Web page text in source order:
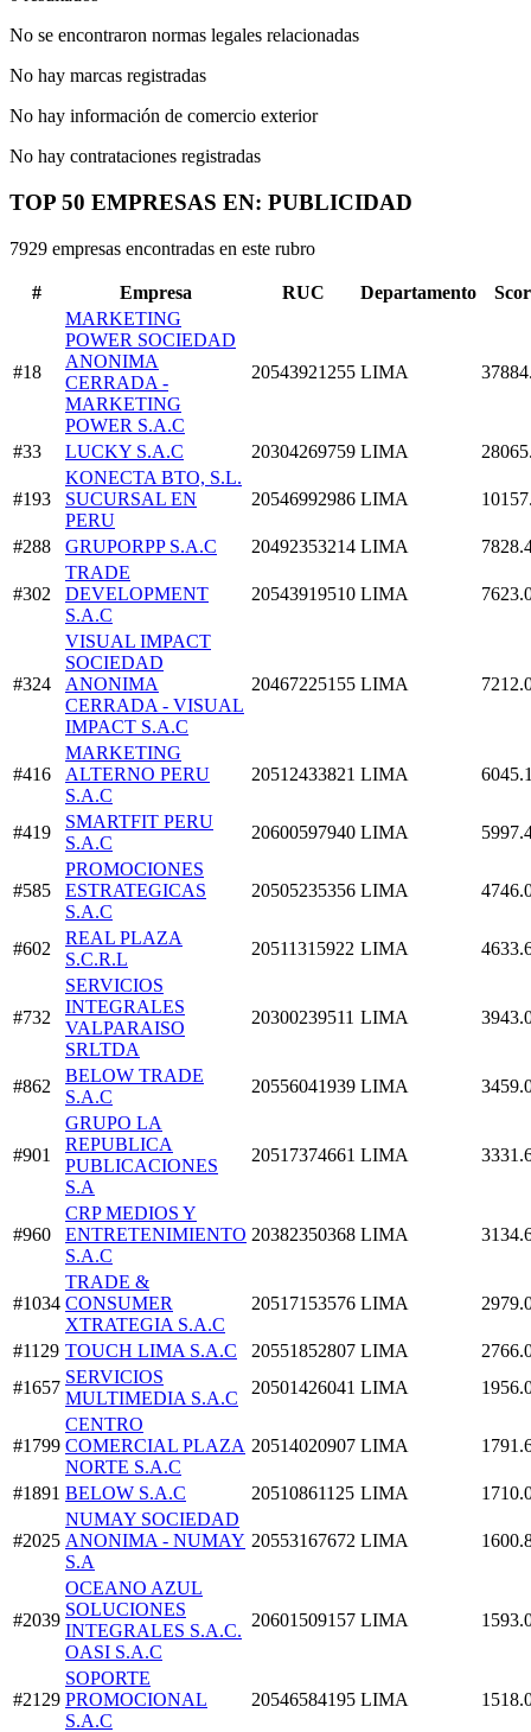
No se encontraron normas legales relacionadas
No hay marcas registradas
No hay información de comercio exterior
No hay contrataciones registradas
TOP 50 EMPRESAS EN: PUBLICIDAD
7929 empresas encontradas en este rubro
# Empresa RUC Departamento
#18
MARKETING
POWER SOCIEDAD
ANONIMA
CERRADA -
MARKETING
POWER S.A.C
20543921255 LIMA
#33 LUCKY S.A.C 20304269759 LIMA
#193
KONECTA BTO, S.L.
SUCURSAL EN
PERU
20546992986 LIMA
#288 GRUPORPP S.A.C 20492353214 LIMA
#302
TRADE
DEVELOPMENT
S.A.C
20543919510 LIMA
#324
VISUAL IMPACT
SOCIEDAD
ANONIMA
CERRADA - VISUAL
IMPACT S.A.C
20467225155 LIMA
#416
MARKETING
ALTERNO PERU
S.A.C
20512433821 LIMA
#419
SMARTFIT PERU
S.A.C
20600597940 LIMA
#585
PROMOCIONES
ESTRATEGICAS
S.A.C
20505235356 LIMA
#602
REAL PLAZA
S.C.R.L
20511315922 LIMA
#732
SERVICIOS
INTEGRALES
VALPARAISO
SRLTDA
20300239511 LIMA
#862
BELOW TRADE
S.A.C
20556041939 LIMA
#901
GRUPO LA
REPUBLICA
PUBLICACIONES
S.A
20517374661 LIMA
#960
CRP MEDIOS Y
ENTRETENIMIENTO
S.A.C
20382350368 LIMA
#1034
TRADE &
CONSUMER
XTRATEGIA S.A.C
20517153576 LIMA
#1129 TOUCH LIMA S.A.C 20551852807 LIMA
#1657
SERVICIOS
MULTIMEDIA S.A.C
20501426041 LIMA
#1799
CENTRO
COMERCIAL PLAZA
NORTE S.A.C
20514020907 LIMA
#1891 BELOW S.A.C 20510861125 LIMA
#2025
NUMAY SOCIEDAD
ANONIMA - NUMAY
S.A
20553167672 LIMA
#2039
OCEANO AZUL
SOLUCIONES
INTEGRALES S.A.C.
OASI S.A.C
20601509157 LIMA
#2129
SOPORTE
PROMOCIONAL
S.A.C
20546584195 LIMA